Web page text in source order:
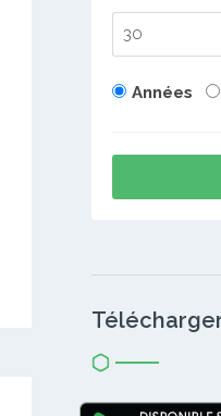
Années